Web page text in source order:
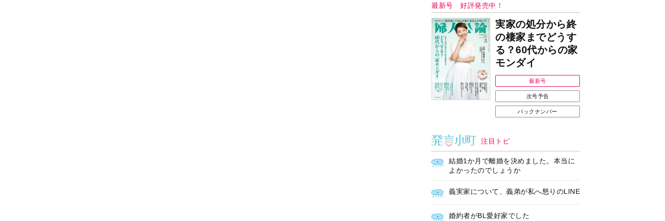
ＡＩで始める遺言を書
く前の準備セミナー開
催
耳にすっぽり！オーテ
ィコン補聴器、新しい
スタイルで All in Ear
の「オーティコン ジー
ル」を発売
トするオープンイヤー
型イヤホン「kikippa イ
ヤホン HERALBONY
モデル」発売
ージについてのお詫び
と訂正